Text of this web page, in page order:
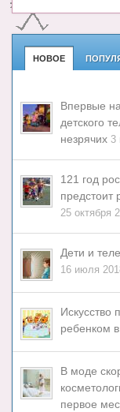
НОВОЕ
Впервые
детского
незрячих 3
121 год
предстоит
25 октября
Дети и
16 июля
Искусство
ребенком
В моде
первое